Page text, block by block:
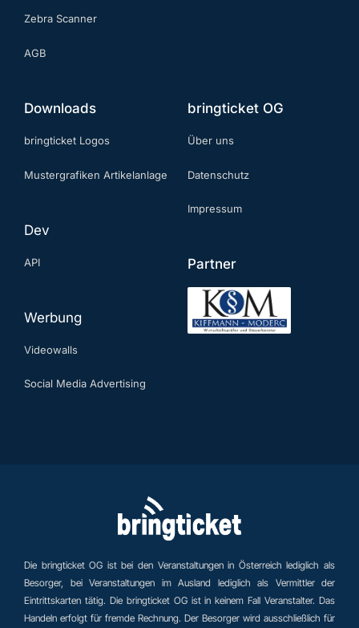
Zebra Scanner
AGB
Downloads
bringticket Logos
Mustergrafiken Artikelanlage
Dev
API
Werbung
Videowalls
Social Media Advertising
bringticket OG
Über uns
Datenschutz
Impressum
Partner
Die bringticket OG ist bei den Veranstaltungen in Österreich lediglich als
Besorger, bei Veranstaltungen im Ausland lediglich als Vermittler der
Eintrittskarten tätig. Die bringticket OG ist in keinem Fall Veranstalter. Das
Handeln erfolgt für fremde Rechnung. Der Besorger wird ausschließlich für